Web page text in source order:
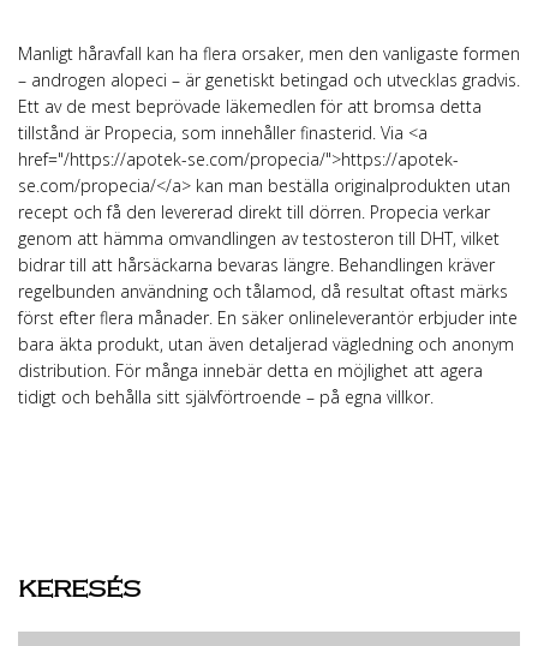
Manligt håravfall kan ha flera orsaker, men den vanligaste formen
– androgen alopeci – är genetiskt betingad och utvecklas gradvis.
Ett av de mest beprövade läkemedlen för att bromsa detta
tillstånd är Propecia, som innehåller finasterid. Via <a
href="/https://apotek-se.com/propecia/">https://apotek-
se.com/propecia/</a> kan man beställa originalprodukten utan
recept och få den levererad direkt till dörren. Propecia verkar
genom att hämma omvandlingen av testosteron till DHT, vilket
bidrar till att hårsäckarna bevaras längre. Behandlingen kräver
regelbunden användning och tålamod, då resultat oftast märks
först efter flera månader. En säker onlineleverantör erbjuder inte
bara äkta produkt, utan även detaljerad vägledning och anonym
distribution. För många innebär detta en möjlighet att agera
tidigt och behålla sitt självförtroende – på egna villkor.
KERESÉS